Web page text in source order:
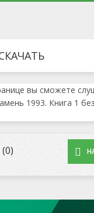
вы сможете
1993. Книга 1